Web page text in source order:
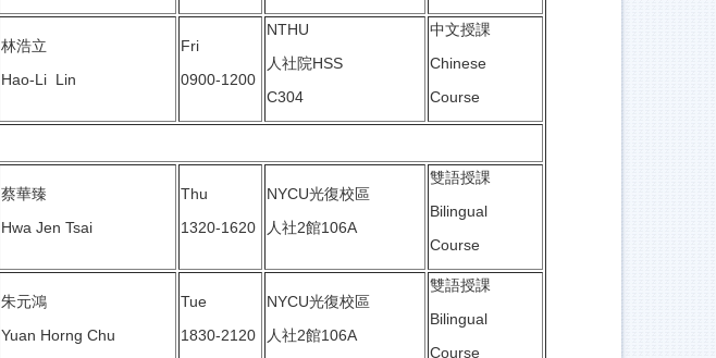
林浩立
Hao-Li Lin
Fri
0900-1200
NTHU
人社院HSS
C304
中文授課
Chinese
Course
蔡華臻
Hwa Jen Tsai
Thu
1320-1620
NYCU光復校區
人社2館106A
雙語授課
Bilingual
Course
朱元鴻
Yuan Horng Chu
Tue
1830-2120
NYCU光復校區
人社2館106A
雙語授課
Bilingual
Course